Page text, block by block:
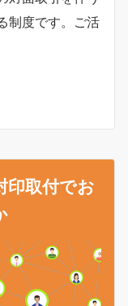
制度です。ご活
印取付でお